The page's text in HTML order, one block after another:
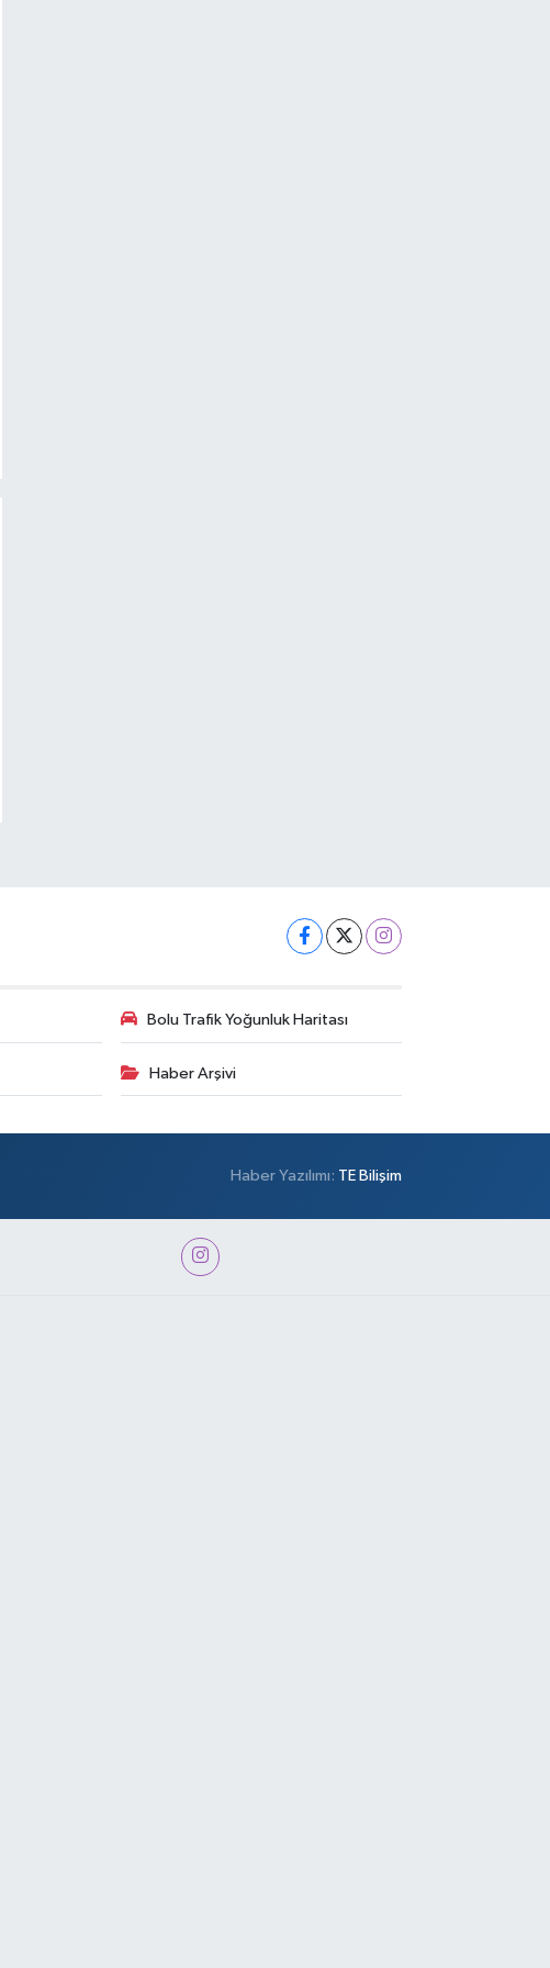
Bolu Trafik Yoğunluk Haritası
Haber Arşivi
Haber Yazılımı: TE Bilişim